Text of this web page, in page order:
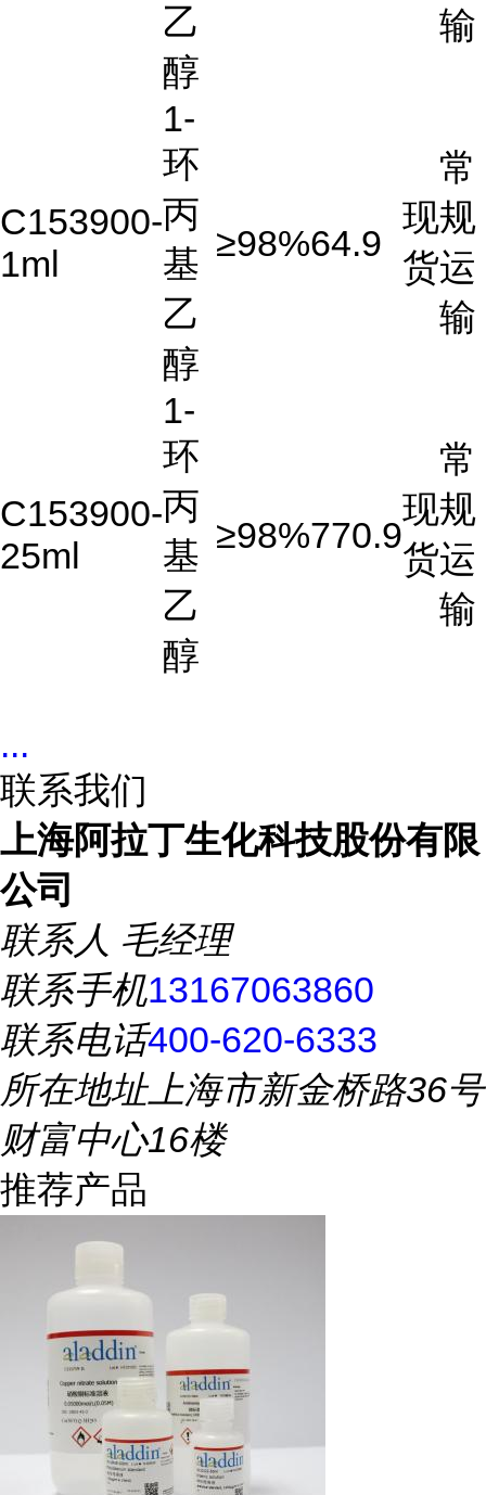
乙
醇
输
C153900-
1ml
1-
环
丙
基
乙
醇
≥98%64.9
现
货
常
规
运
输
C153900-
25ml
1-
环
丙
基
乙
醇
≥98%770.9
现
货
常
规
运
输
...
联系我们
上海阿拉丁生化科技股份有限
公司
联系人 毛经理
联系手机13167063860
联系电话400-620-6333
所在地址上海市新金桥路36号
财富中心16楼
推荐产品